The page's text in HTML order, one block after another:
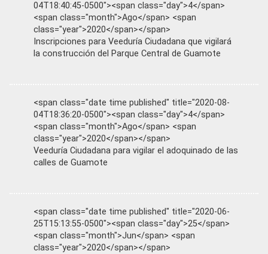
04T18:40:45-0500"><span class="day">4</span>
<span class="month">Ago</span> <span
class="year">2020</span></span>
Inscripciones para Veeduría Ciudadana que vigilará
la construcción del Parque Central de Guamote
<span class="date time published" title="2020-08-
04T18:36:20-0500"><span class="day">4</span>
<span class="month">Ago</span> <span
class="year">2020</span></span>
Veeduría Ciudadana para vigilar el adoquinado de las
calles de Guamote
<span class="date time published" title="2020-06-
25T15:13:55-0500"><span class="day">25</span>
<span class="month">Jun</span> <span
class="year">2020</span></span>